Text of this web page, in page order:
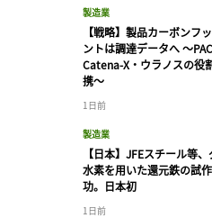
製造業
【戦略】製品カーボンフ
ントは調達データへ 〜
Catena-X・ウラノスの役
携〜
1日前
製造業
【日本】JFEスチール等
水素を用いた還元鉄の試
功。日本初
1日前